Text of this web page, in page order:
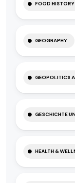
FOOD HISTORY
GEOGRAPHY
GEOPOLITICS
GESCHICHTE
HEALTH &